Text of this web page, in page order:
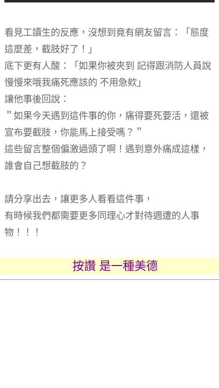
看見工讀生的反應，沒想到竟有網友留言：「態度
這麼差，截肢好了！」
底下更有人酸：「如果你被夾到 記得跟消防人員說
慢慢來哦我痛死應該的 不用急欸」
讓他事後回說：
＂如果今天遇到這件事的你，痛得要死要活，還被
宣布要截肢，你能馬上接受嗎？＂
這些留言整個偏激過頭了啊！遇到意外痛成這樣，
誰會自己想截肢的？
請分享出去，讓更多人看看這件事，
有時候我們都需要更多同理心才對待週遭的人事
物！！！
按讚 是一種美德